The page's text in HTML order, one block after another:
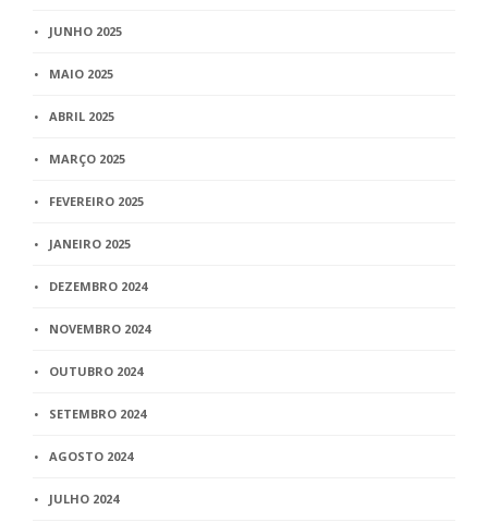
JUNHO 2025
MAIO 2025
ABRIL 2025
MARÇO 2025
FEVEREIRO 2025
JANEIRO 2025
DEZEMBRO 2024
NOVEMBRO 2024
OUTUBRO 2024
SETEMBRO 2024
AGOSTO 2024
JULHO 2024